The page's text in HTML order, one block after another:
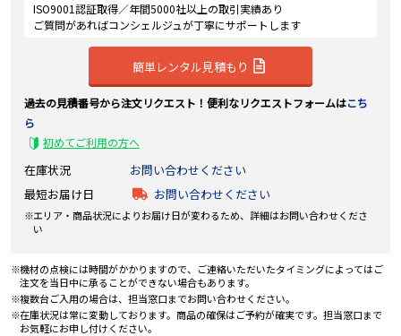
ISO9001認証取得／年間5000社以上の取引実績あり
ご質問があればコンシェルジュが丁寧にサポートします
簡単レンタル見積もり
過去の見積番号から注文リクエスト！便利なリクエストフォームはこち
ら
初めてご利用の方へ
在庫状況
お問い合わせください
最短お届け日
お問い合わせください
エリア・商品状況によりお届け日が変わるため、詳細はお問い合わせくださ
い
機材の点検には時間がかかりますので、ご連絡いただいたタイミングによってはご
注文を当日中に承ることができない場合もあります。
複数台ご入用の場合は、担当窓口までお問い合わせください。
在庫状況は常に変動しております。商品の確保はご予約が確実です。担当窓口まで
お気軽にお申し付けください。